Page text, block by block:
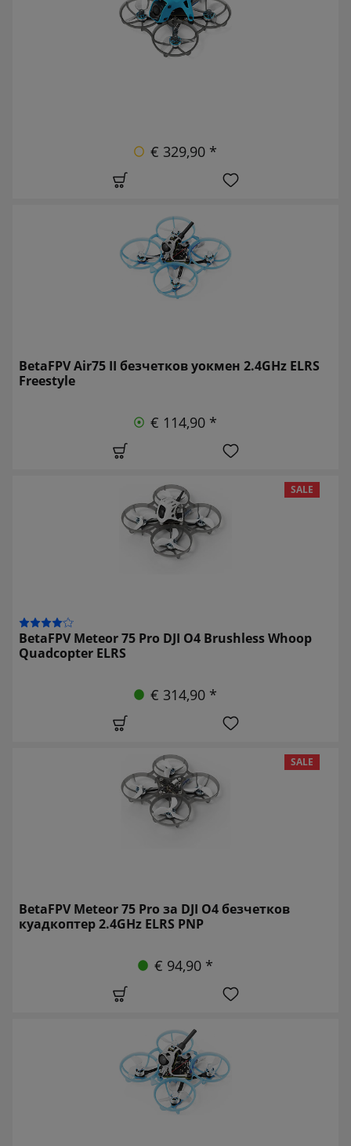
€ 329,90 *
BetaFPV Air75 II безчетков уокмен 2.4GHz ELRS
Freestyle
€ 114,90 *
SALE
BetaFPV Meteor 75 Pro DJI O4 Brushless Whoop
Quadcopter ELRS
€ 314,90 *
SALE
BetaFPV Meteor 75 Pro за DJI O4 безчетков
куадкоптер 2.4GHz ELRS PNP
€ 94,90 *